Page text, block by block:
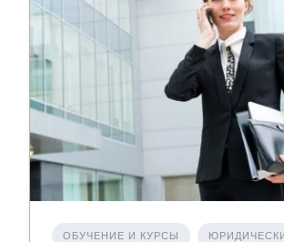
ОБУЧЕНИЕ И КУРСЫ